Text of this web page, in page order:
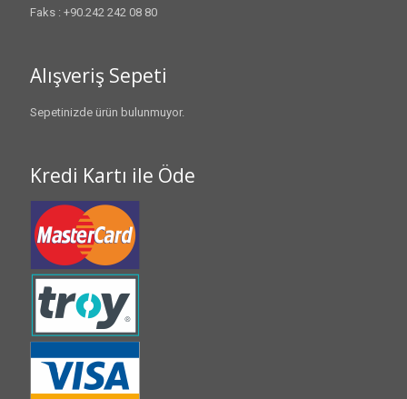
Faks : +90.242 242 08 80
Alışveriş Sepeti
Sepetinizde ürün bulunmuyor.
Kredi Kartı ile Öde